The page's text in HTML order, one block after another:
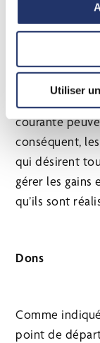
Utiliser
réduire des
laquelle
toujours servir
imposables de
privée, seules
courante
conséquent,
qui désirent
gérer les gains
qu’ils sont
Dons
Comme
point de